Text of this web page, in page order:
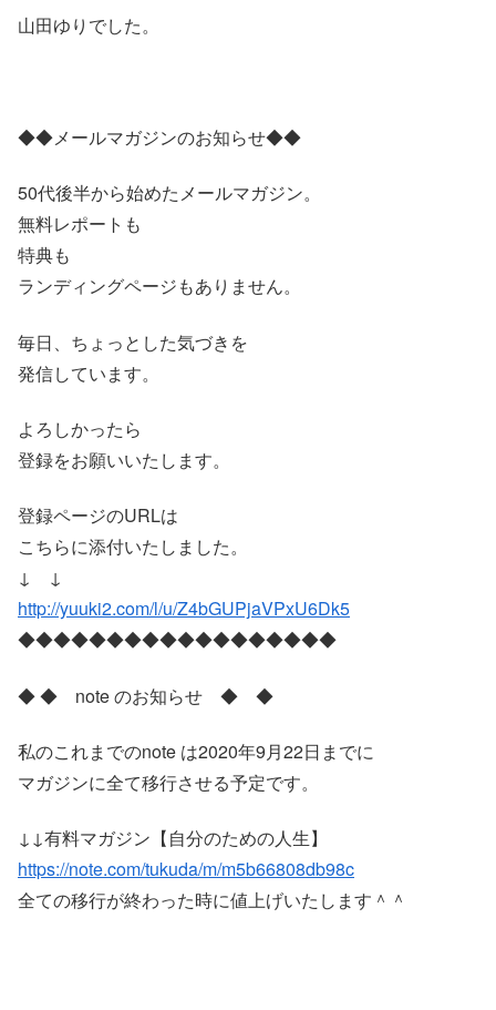
山田ゆりでした。
◆◆メールマガジンのお知らせ◆◆
50代後半から始めたメールマガジン。
無料レポートも
特典も
ランディングページもありません。
毎日、ちょっとした気づきを
発信しています。
よろしかったら
登録をお願いいたします。
登録ページのURLは
こちらに添付いたしました。
↓ ↓
http://yuuki2.com/l/u/Z4bGUPjaVPxU6Dk5
◆◆◆◆◆◆◆◆◆◆◆◆◆◆◆◆◆◆
◆ ◆ note のお知らせ ◆ ◆
私のこれまでのnote は2020年9月22日までに
マガジンに全て移行させる予定です。
↓↓有料マガジン【自分のための人生】
https://note.com/tukuda/m/m5b66808db98c
全ての移行が終わった時に値上げいたします＾＾